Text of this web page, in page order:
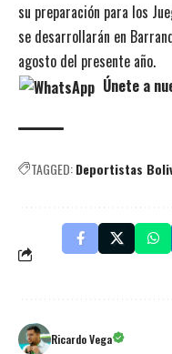
su preparación para los
se desarrollarán en
agosto del presente año.
Únete a
TAGGED:Deportistas
Ricardo Vega